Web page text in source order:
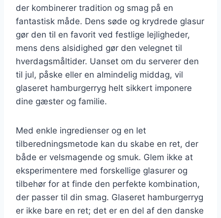
der kombinerer tradition og smag på en
fantastisk måde. Dens søde og krydrede glasur
gør den til en favorit ved festlige lejligheder,
mens dens alsidighed gør den velegnet til
hverdagsmåltider. Uanset om du serverer den
til jul, påske eller en almindelig middag, vil
glaseret hamburgerryg helt sikkert imponere
dine gæster og familie.
Med enkle ingredienser og en let
tilberedningsmetode kan du skabe en ret, der
både er velsmagende og smuk. Glem ikke at
eksperimentere med forskellige glasurer og
tilbehør for at finde den perfekte kombination,
der passer til din smag. Glaseret hamburgerryg
er ikke bare en ret; det er en del af den danske